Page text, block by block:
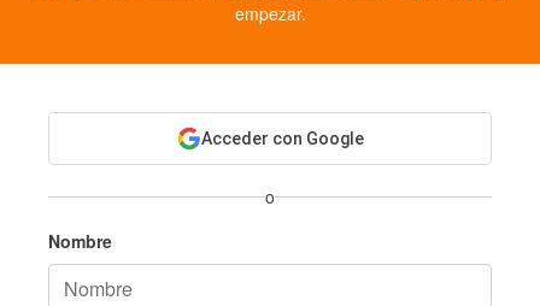
empezar.
Acceder con Google
o
Nombre